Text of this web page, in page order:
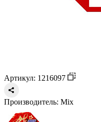
Артикул: 1216097
Производитель: Mix